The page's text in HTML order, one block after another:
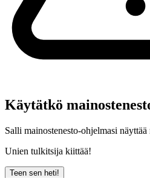
Käytätkö
Salli mainostenesto-ohjelmasi
Unien tulkitsija kiittää!
Teen sen heti!